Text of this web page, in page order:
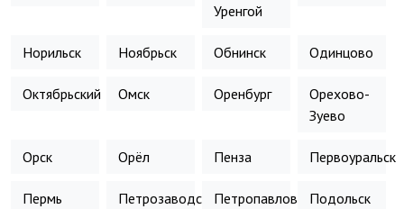
Уренгой
Норильск Ноябрьск Обнинск Одинцово
Октябрьский Омск Оренбург
Орехово-
Зуево
Орск Орёл Пенза Первоуральск
Пермь Петрозаводск
Петропавловск-Подольск